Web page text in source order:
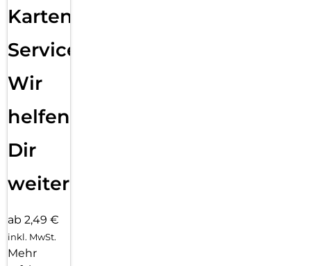
Karten
Service:
Wir
helfen
Dir
weiter
ab 2,49 €
inkl. MwSt.
Mehr